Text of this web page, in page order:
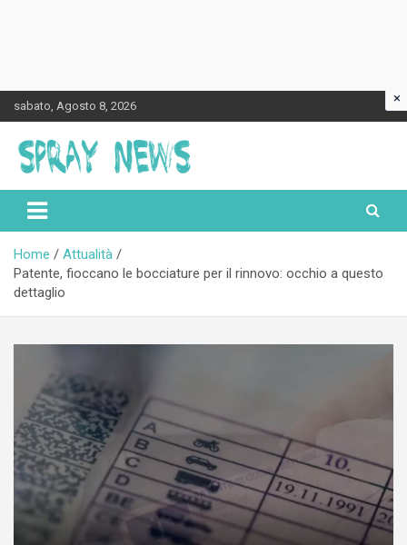
to
content
sabato, Agosto 8, 2026
Spraynews.it
Home
Attualità
Patente, fioccano le bocciature per il rinnovo: occhio a questo
dettaglio
×